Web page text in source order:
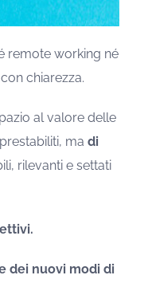
remote working né
chiarezza.
al valore delle
ma di
rilevanti e settati
dei nuovi modi di